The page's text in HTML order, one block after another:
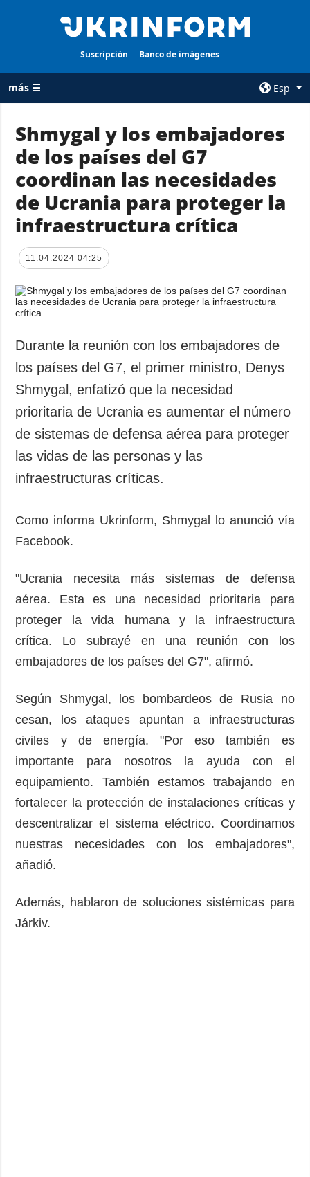
Suscripción Banco de imágenes
más ☰
Esp
TODAS LAS
CATEGORÍAS
Guerra
Reconstrucción
de Ucrania
Política
Economía
Defensa
Sociedad y
Deportes
Crimen
Desastres y
emergencias
AGENCIA
sobre la agencia
contacto
condiciones de
suscripción
privacidad y
protección de
Podcasts
Publicaciones
Releases
SERVICIOS
Suscripción
Shmygal y los embajadores
de los países del G7
coordinan las necesidades
de Ucrania para proteger la
infraestructura crítica
11.04.2024 04:25
Durante la reunión con los embajadores de
los países del G7, el primer ministro, Denys
Shmygal, enfatizó que la necesidad
prioritaria de Ucrania es aumentar el número
de sistemas de defensa aérea para proteger
las vidas de las personas y las
infraestructuras críticas.
Como informa Ukrinform, Shmygal lo anunció vía
Facebook.
"Ucrania necesita más sistemas de defensa
aérea. Esta es una necesidad prioritaria para
proteger la vida humana y la infraestructura
crítica. Lo subrayé en una reunión con los
embajadores de los países del G7", afirmó.
Según Shmygal, los bombardeos de Rusia no
cesan, los ataques apuntan a infraestructuras
civiles y de energía. "Por eso también es
importante para nosotros la ayuda con el
equipamiento. También estamos trabajando en
fortalecer la protección de instalaciones críticas y
descentralizar el sistema eléctrico. Coordinamos
nuestras necesidades con los embajadores",
añadió.
Además, hablaron de soluciones sistémicas para
Járkiv.